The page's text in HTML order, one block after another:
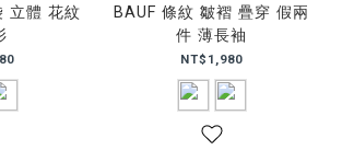
立體 花紋
BAUF 條紋 皺褶 疊穿 假兩
件 薄長袖
NT$1,980